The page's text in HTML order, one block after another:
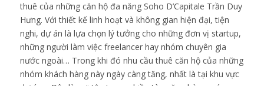
thuê của những căn hộ đa năng Soho D’Capitale Trần Duy
Hưng. Với thiết kế linh hoạt và không gian hiện đại, tiện
nghi, dự án là lựa chọn lý tưởng cho những đơn vị startup,
những người làm việc freelancer hay nhóm chuyên gia
nước ngoài… Trong khi đó nhu cầu thuê căn hộ của những
nhóm khách hàng này ngày càng tăng, nhất là tại khu vực